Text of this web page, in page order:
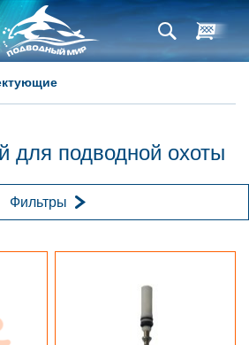
для подводной охоты
Фильтры